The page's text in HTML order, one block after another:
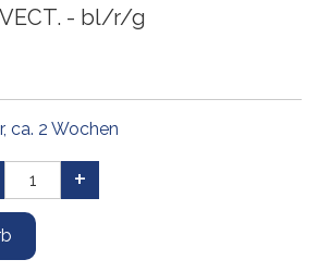
- bl/r/g
ca. 2 Wochen